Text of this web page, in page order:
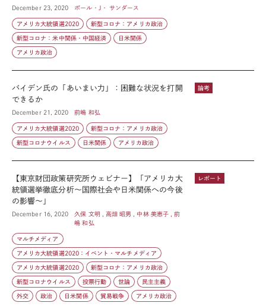
December 23, 2020 ポール・J・ サンダース
アメリカ大統領選2020 新型コロナ：アメリカ政治
新型コロナ：米中関係・中国経済 日米関係
アメリカ政治
論考
バイデン氏の「あいまい力」：困難な状況を打開
できるか
December 21, 2020 前嶋 和弘
アメリカ大統領選2020 新型コロナ：アメリカ政治
新型コロナウイルス 日米関係 アメリカ政治
レポート
【東京財団政策研究所ウェビナー】「アメリカ大
統領選挙徹底分析～国際社会や日米関係への今後
の影響～」
December 16, 2020
久保 文明 , 高畑 昭男 , 中林 美恵子 , 前
嶋 和弘
マルチメディア
アメリカ大統領選2020：イベント・マルチメディア
アメリカ大統領選2020 新型コロナ：アメリカ政治
新型コロナウイルス 投票行動 世論 民主主義
外交 政治 日米関係 貿易戦争 アメリカ政治